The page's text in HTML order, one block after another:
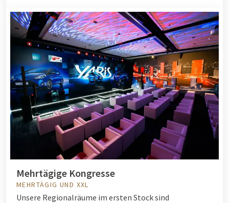
Mehrtägige Kongresse
MEHRTÄGIG UND XXL
Unsere Regionalräume im ersten Stock sind